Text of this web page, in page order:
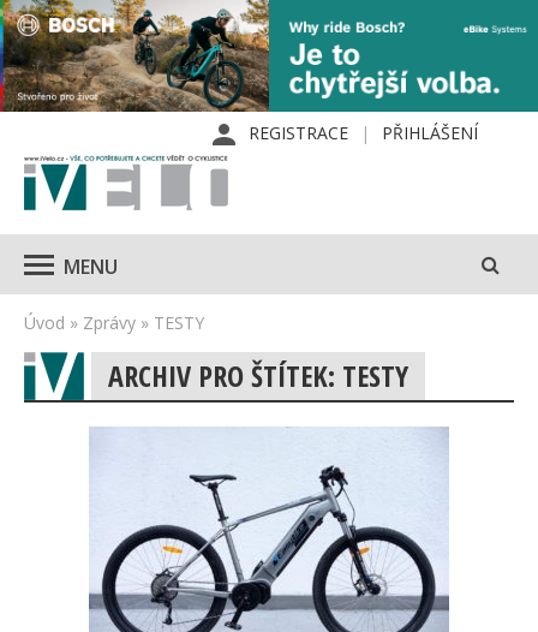
REGISTRACE PŘIHLÁŠENÍ
MENU
Úvod » Zprávy » TESTY
ARCHIV PRO ŠTÍTEK: TESTY